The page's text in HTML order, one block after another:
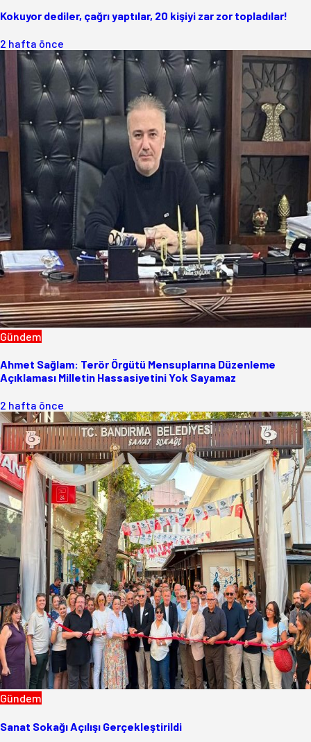
Kokuyor dediler, çağrı yaptılar, 20 kişiyi zar zor topladılar!
2 hafta önce
Gündem
Ahmet Sağlam: Terör Örgütü Mensuplarına Düzenleme
Açıklaması Milletin Hassasiyetini Yok Sayamaz
2 hafta önce
Gündem
Sanat Sokağı Açılışı Gerçekleştirildi